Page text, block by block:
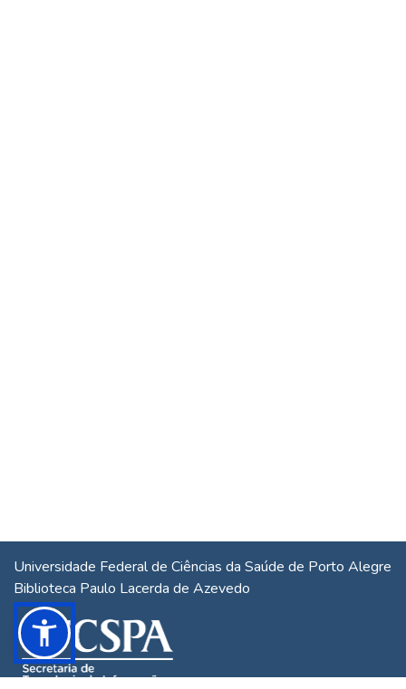
Universidade Federal de Ciências da Saúde de Porto Alegre
Biblioteca Paulo Lacerda de Azevedo